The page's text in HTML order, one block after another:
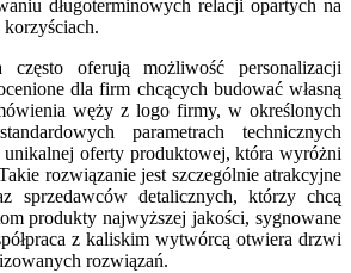
długoterminowych relacji opartych na
często oferują możliwość personalizacji
dla firm chcących budować własną
węży z logo firmy, w określonych
parametrach technicznych
unikalnej oferty produktowej, która wyróżni
rozwiązanie jest szczególnie atrakcyjne
sprzedawców detalicznych, którzy chcą
produkty najwyższej jakości, sygnowane
z kaliskim wytwórcą otwiera drzwi
rozwiązań.